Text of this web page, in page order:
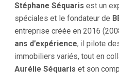
Stéphane Séquaris est un
spéciales et le fondateur de
entreprise créée en 2016
ans d’expérience, il pilote
immobiliers variés, tout en
Aurélie Séquaris et son